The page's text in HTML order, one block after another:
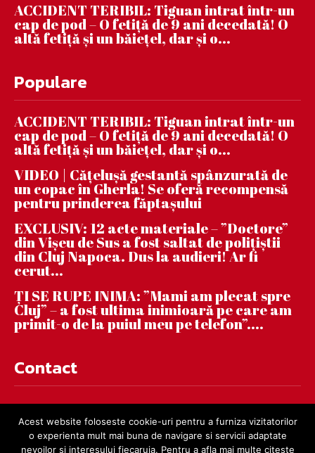
ACCIDENT TERIBIL: Tiguan intrat într-un
cap de pod – O fetiță de 9 ani decedată! O
altă fetiță și un băiețel, dar și o...
Populare
ACCIDENT TERIBIL: Tiguan intrat într-un
cap de pod – O fetiță de 9 ani decedată! O
altă fetiță și un băiețel, dar și o...
VIDEO | Căţeluşă gestantă spânzurată de
un copac în Gherla! Se oferă recompensă
pentru prinderea făptaşului
EXCLUSIV: 12 acte materiale – ”Doctore”
din Vișeu de Sus a fost saltat de polițiștii
din Cluj Napoca. Dus la audieri! Ar fi
cerut...
ȚI SE RUPE INIMA: ”Mami am plecat spre
Cluj” – a fost ultima inimioară pe care am
primit-o de la puiul meu pe telefon”....
Contact
Acest website foloseste cookie-uri pentru a furniza vizitatorilor
o experienta mult mai buna de navigare si servicii adaptate
nevoilor si interesului fiecaruia. Pentru a afla mai multe citeste